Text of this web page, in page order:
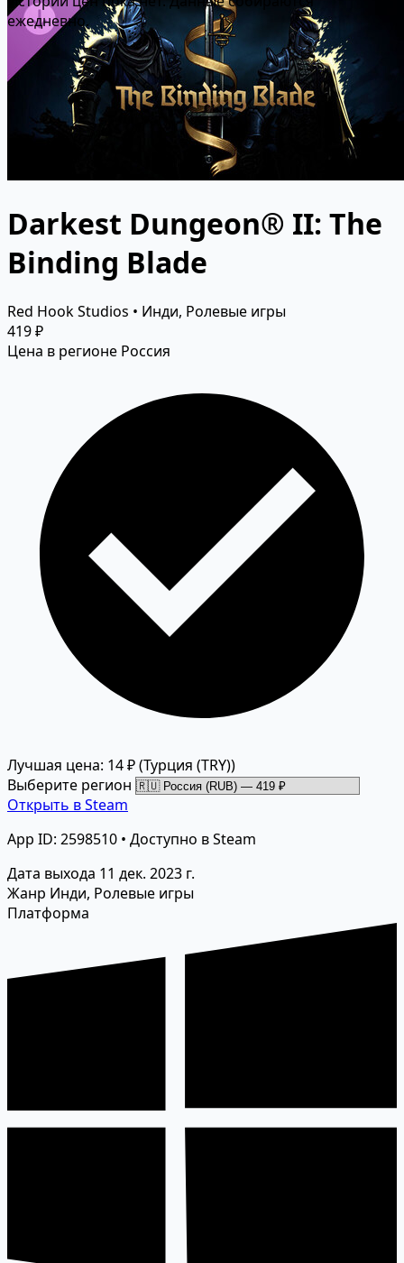
ежедневно.
Darkest Dungeon® II: The
Binding Blade
Red Hook Studios • Инди, Ролевые игры
419 ₽
Цена в регионе Россия
Лучшая цена: 14 ₽(Турция (TRY))
Выберите регион
Открыть в Steam
App ID: 2598510 • Доступно в Steam
Дата выхода 11 дек. 2023 г.
Жанр Инди, Ролевые игры
Платформа